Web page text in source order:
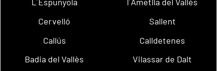
Cervelló
Sallent
Callús
Calldetenes
Badia del Vallès
Vilassar de Dalt